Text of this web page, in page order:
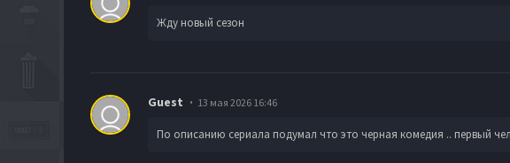
Жду новый сезон
Guest 13 мая 2026 16:46
По описанию сериала подумал что это черная комедия .. первый